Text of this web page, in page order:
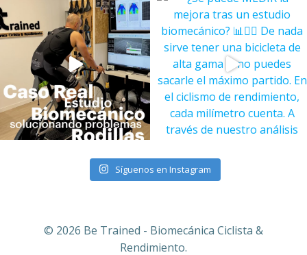
Síguenos en Instagram
© 2026 Be Trained - Biomecánica Ciclista &
Rendimiento.